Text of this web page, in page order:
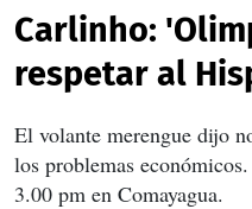
Carlinho:
respetar al
El volante merengue dijo
los problemas
3.00 pm en Comayagua.